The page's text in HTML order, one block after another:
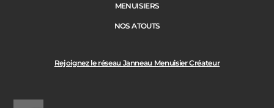
Rejoignez le réseau Janneau Menuisier Créateur
MENUISIERS
NOS ATOUTS